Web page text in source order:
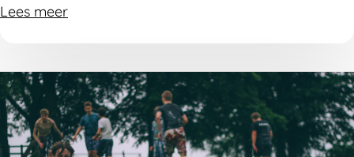
bij hoe iedereen zich daarbij voelt. Misschien ben je je
Lees meer